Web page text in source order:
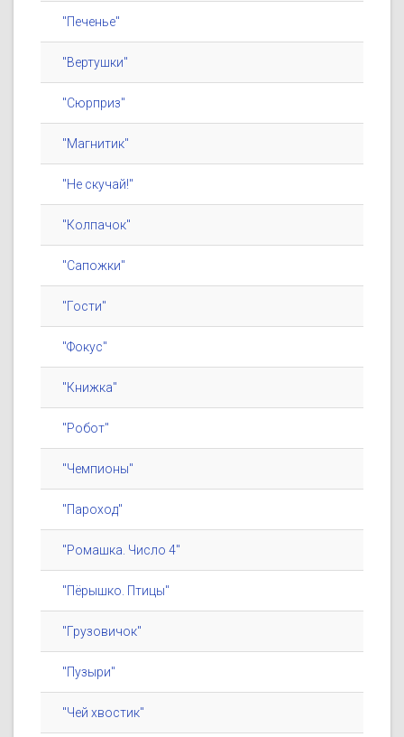
"Печенье"
"Вертушки"
"Сюрприз"
"Магнитик"
"Не скучай!"
"Колпачок"
"Сапожки"
"Гости"
"Фокус"
"Книжка"
"Робот"
"Чемпионы"
"Пароход"
"Ромашка. Число 4"
"Пёрышко. Птицы"
"Грузовичок"
"Пузыри"
"Чей хвостик"